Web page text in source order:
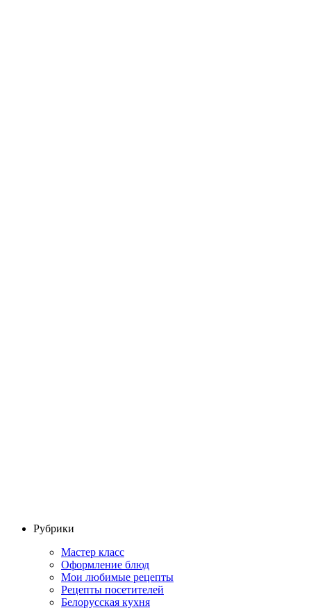
Рубрики
Мастер класс
Оформление блюд
Мои любимые рецепты
Рецепты посетителей
Белорусская кухня